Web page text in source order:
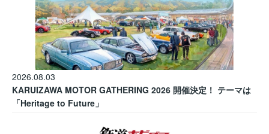
2026.08.03
KARUIZAWA MOTOR GATHERING 2026 開催決定！ テーマは
「Heritage to Future」